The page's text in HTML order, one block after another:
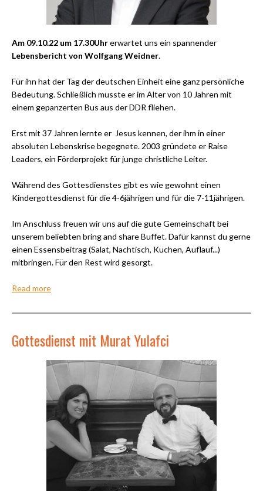
Am 09.10.22 um 17.30Uhrerwartet uns ein spannender
Lebensbericht von Wolfgang Weidner.
Für ihn hat der Tag der deutschen Einheit eine ganz persönliche
Bedeutung. Schließlich musste er im Alter von 10 Jahren mit
einem gepanzerten Bus aus der DDR fliehen.
Erst mit 37 Jahren lernte er Jesus kennen, der ihm in einer
absoluten Lebenskrise begegnete. 2003 gründete er Raise
Leaders, ein Förderprojekt für junge christliche Leiter.
Während des Gottesdienstes gibt es wie gewohnt einen
Kindergottesdienst für die 4-6jährigen und für die 7-11jährigen.
Im Anschluss freuen wir uns auf die gute Gemeinschaft bei
unserem beliebten bring and share Buffet. Dafür kannst du gerne
einen Essensbeitrag (Salat, Nachtisch, Kuchen, Auflauf...)
mitbringen. Für den Rest wird gesorgt.
Read more
Gottesdienst mit Murat Yulafci